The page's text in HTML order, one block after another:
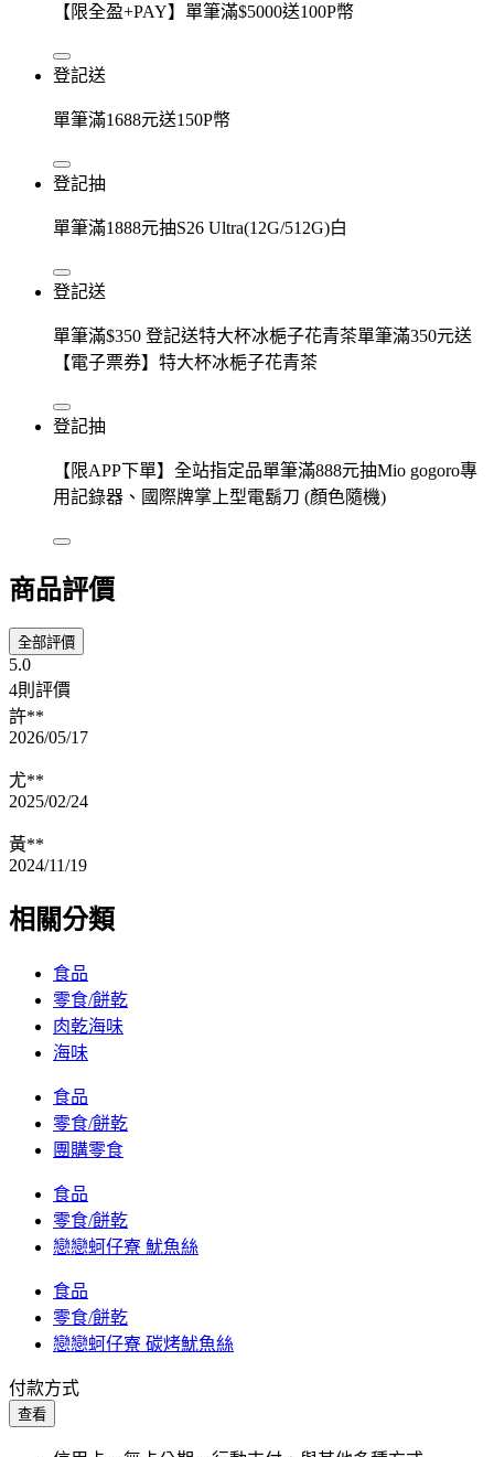
【限全盈+PAY】單筆滿$5000送100P幣
登記送
單筆滿1688元送150P幣
登記抽
單筆滿1888元抽S26 Ultra(12G/512G)白
登記送
單筆滿$350 登記送特大杯冰梔子花青茶單筆滿350元送
【電子票券】特大杯冰梔子花青茶
登記抽
【限APP下單】全站指定品單筆滿888元抽Mio gogoro專
用記錄器、國際牌掌上型電鬍刀 (顏色隨機)
商品評價
全部評價
5.0
4則評價
許**
2026/05/17
尤**
2025/02/24
黃**
2024/11/19
相關分類
食品
零食/餅乾
肉乾海味
海味
食品
零食/餅乾
團購零食
食品
零食/餅乾
戀戀蚵仔寮 魷魚絲
食品
零食/餅乾
戀戀蚵仔寮 碳烤魷魚絲
付款方式
查看